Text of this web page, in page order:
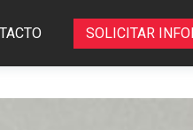
SOLICITAR